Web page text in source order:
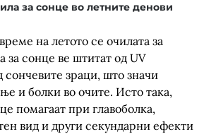
за сонце во летните денови
на летото се очилата за
за сонце ве штитат од UV
сончевите зраци, што значи
и болки во очите. Исто така,
помагаат при главоболка,
вид и други секундарни ефекти